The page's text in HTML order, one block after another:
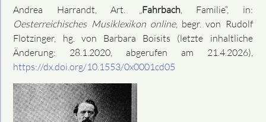
Andrea Harrandt , Art. „Fahrbach , Familie“, in:
Oesterreichisches Musiklexikon online, begr. von Rudolf
Flotzinger, hg. von Barbara Boisits (letzte inhaltliche
Änderung: 28.1.2020, abgerufen am 21.4.2026),
https://dx.doi.org/10.1553/0x0001cd05